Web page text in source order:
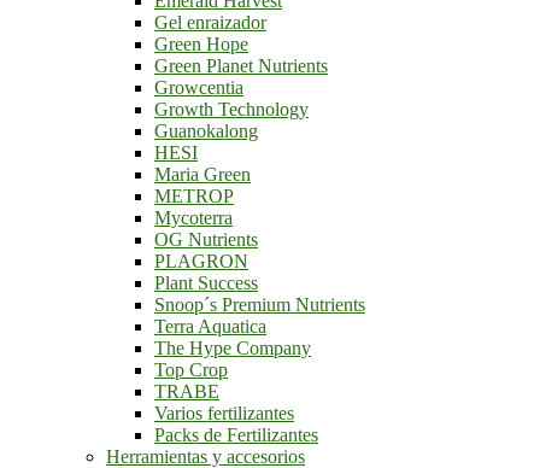
Gel enraizador
Green Hope
Green Planet Nutrients
Growcentia
Growth Technology
Guanokalong
HESI
Maria Green
METROP
Mycoterra
OG Nutrients
PLAGRON
Plant Success
Snoop´s Premium Nutrients
Terra Aquatica
The Hype Company
Top Crop
TRABE
Varios fertilizantes
Packs de Fertilizantes
Herramientas y accesorios